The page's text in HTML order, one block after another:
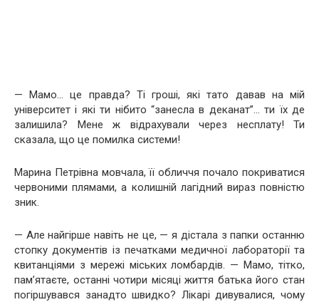
— Мамо… це правда? Ті гроші, які тато давав на мій
університет і які ти нібито “занесла в деканат”… ти їх де
залишила? Мене ж відрахували через несплату! Ти
сказала, що це помилка системи!
Марина Петрівна мовчала, її обличчя почало покриватися
червоними плямами, а колишній лагідний вираз повністю
зник.
— Але найгірше навіть не це, — я дістала з папки останню
стопку документів із печатками медичної лабораторії та
квитанціями з мережі міських ломбардів. — Мамо, тітко,
пам’ятаєте, останні чотири місяці життя батька його стан
погіршувався занадто швидко? Лікарі дивувалися, чому